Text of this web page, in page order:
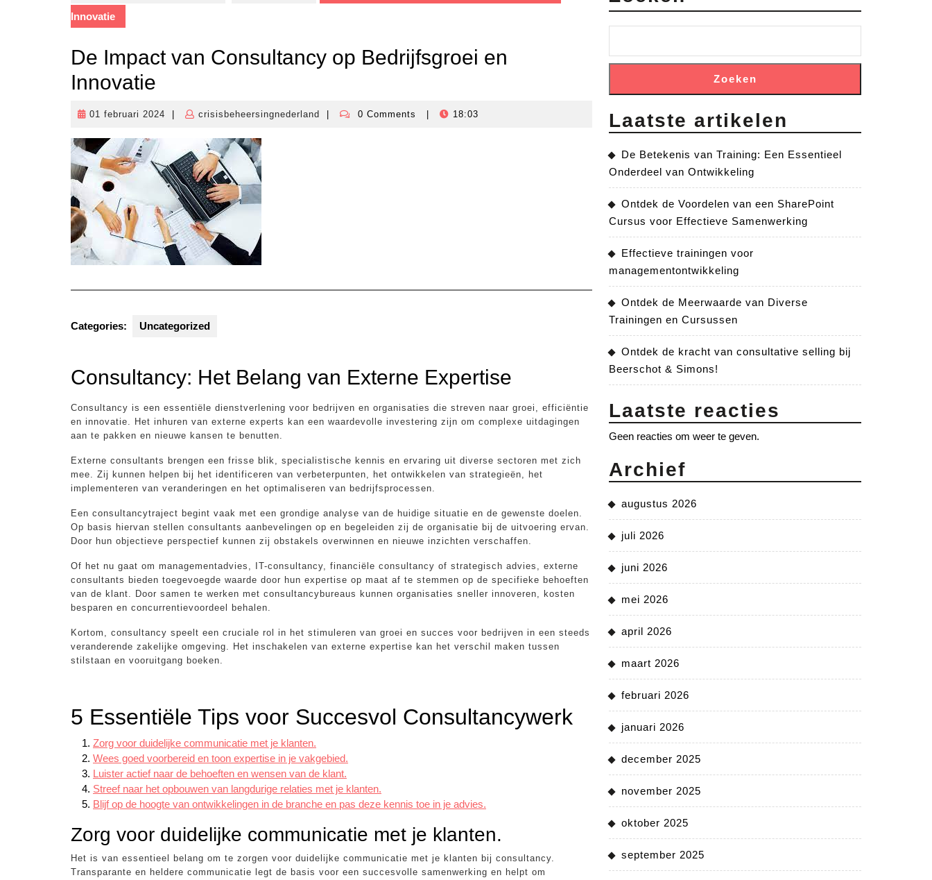
Innovatie
De Impact van Consultancy op Bedrijfsgroei en
Innovatie
01 februari 2024
01
crisisbeheersingnederland
crisisbeheersingnederland
0 Comments 18:03
Categories: Uncategorized
Consultancy: Het Belang van Externe Expertise
Consultancy is een essentiële dienstverlening voor bedrijven en organisaties die streven naar groei, efficiëntie
en innovatie. Het inhuren van externe experts kan een waardevolle investering zijn om complexe uitdagingen
aan te pakken en nieuwe kansen te benutten.
Externe consultants brengen een frisse blik, specialistische kennis en ervaring uit diverse sectoren met zich
mee. Zij kunnen helpen bij het identificeren van verbeterpunten, het ontwikkelen van strategieën, het
implementeren van veranderingen en het optimaliseren van bedrijfsprocessen.
Een consultancytraject begint vaak met een grondige analyse van de huidige situatie en de gewenste doelen.
Op basis hiervan stellen consultants aanbevelingen op en begeleiden zij de organisatie bij de uitvoering ervan.
Door hun objectieve perspectief kunnen zij obstakels overwinnen en nieuwe inzichten verschaffen.
Of het nu gaat om managementadvies, IT-consultancy, financiële consultancy of strategisch advies, externe
consultants bieden toegevoegde waarde door hun expertise op maat af te stemmen op de specifieke behoeften
van de klant. Door samen te werken met consultancybureaus kunnen organisaties sneller innoveren, kosten
besparen en concurrentievoordeel behalen.
Kortom, consultancy speelt een cruciale rol in het stimuleren van groei en succes voor bedrijven in een steeds
veranderende zakelijke omgeving. Het inschakelen van externe expertise kan het verschil maken tussen
stilstaan en vooruitgang boeken.
5 Essentiële Tips voor Succesvol Consultancywerk
Zorg voor duidelijke communicatie met je klanten.
Wees goed voorbereid en toon expertise in je vakgebied.
Luister actief naar de behoeften en wensen van de klant.
Streef naar het opbouwen van langdurige relaties met je klanten.
Blijf op de hoogte van ontwikkelingen in de branche en pas deze kennis toe in je advies.
Zorg voor duidelijke communicatie met je klanten.
Het is van essentieel belang om te zorgen voor duidelijke communicatie met je klanten bij consultancy.
Transparante en heldere communicatie legt de basis voor een succesvolle samenwerking en helpt om
Zoeken
Laatste artikelen
De Betekenis van Training: Een Essentieel
Onderdeel van Ontwikkeling
Ontdek de Voordelen van een SharePoint
Cursus voor Effectieve Samenwerking
Effectieve trainingen voor
managementontwikkeling
Ontdek de Meerwaarde van Diverse
Trainingen en Cursussen
Ontdek de kracht van consultative selling bij
Beerschot & Simons!
Laatste reacties
Geen reacties om weer te geven.
Archief
augustus 2026
juli 2026
juni 2026
mei 2026
april 2026
maart 2026
februari 2026
januari 2026
december 2025
november 2025
oktober 2025
september 2025